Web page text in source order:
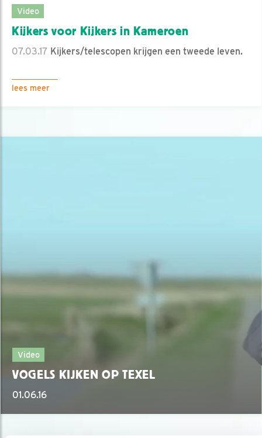
Video
Kijkers voor Kijkers in Kameroen
07.03.17 Kijkers/telescopen krijgen een tweede leven.
lees meer
Video
VOGELS KIJKEN OP TEXEL
01.06.16